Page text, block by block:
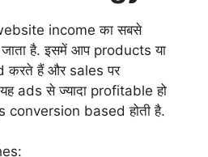
income का सबसे
है. इसमें आप products या
करते हैं और sales पर
ads से ज्यादा profitable हो
conversion based होती है.